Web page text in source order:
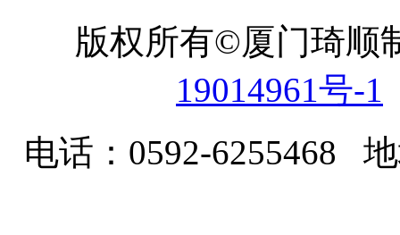
版权所有©厦门琦
19014961号-1
电话：0592-6255468